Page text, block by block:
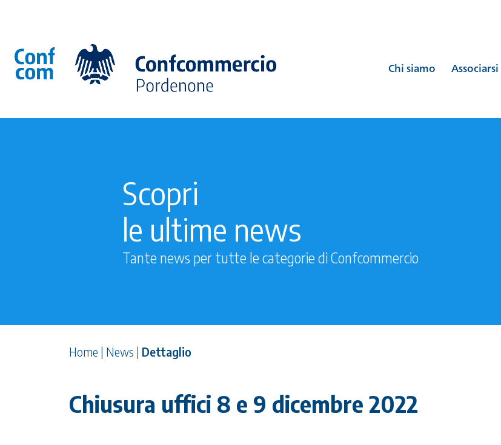
Chi siamo Associarsi
Scopri
le ultime news
Tante news per tutte le categorie di Confcommercio
Home | News | Dettaglio
Chiusura uffici 8 e 9 dicembre 2022